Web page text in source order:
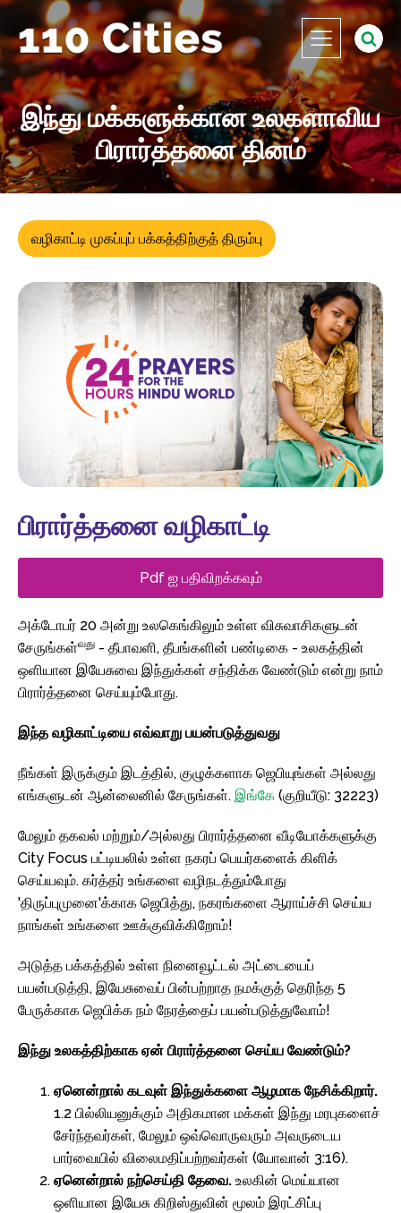
இந்து மக்களுக்கான உலகளாவிய
பிரார்த்தனை தினம்
வழிகாட்டி முகப்புப் பக்கத்திற்குத் திரும்பு
பிரார்த்தனை வழிகாட்டி
Pdf ஐ பதிவிறக்கவும்
அக்டோபர் 20 அன்று உலகெங்கிலும் உள்ள விசுவாசிகளுடன்
சேருங்கள்வது - தீபாவளி, தீபங்களின் பண்டிகை - உலகத்தின்
ஒளியான இயேசுவை இந்துக்கள் சந்திக்க வேண்டும் என்று நாம்
பிரார்த்தனை செய்யும்போது.
இந்த வழிகாட்டியை எவ்வாறு பயன்படுத்துவது
நீங்கள் இருக்கும் இடத்தில், குழுக்களாக ஜெபியுங்கள் அல்லது
எங்களுடன் ஆன்லைனில் சேருங்கள். இங்கே (குறியீடு: 32223)
மேலும் தகவல் மற்றும்/அல்லது பிரார்த்தனை வீடியோக்களுக்கு
City Focus பட்டியலில் உள்ள நகரப் பெயர்களைக் கிளிக்
செய்யவும். கர்த்தர் உங்களை வழிநடத்தும்போது
'திருப்புமுனை'க்காக ஜெபித்து, நகரங்களை ஆராய்ச்சி செய்ய
நாங்கள் உங்களை ஊக்குவிக்கிறோம்!
அடுத்த பக்கத்தில் உள்ள நினைவூட்டல் அட்டையைப்
பயன்படுத்தி, இயேசுவைப் பின்பற்றாத நமக்குத் தெரிந்த 5
பேருக்காக ஜெபிக்க நம் நேரத்தைப் பயன்படுத்துவோம்!
இந்து உலகத்திற்காக ஏன் பிரார்த்தனை செய்ய வேண்டும்?
ஏனென்றால் கடவுள் இந்துக்களை ஆழமாக நேசிக்கிறார்.
1.2 பில்லியனுக்கும் அதிகமான மக்கள் இந்து மரபுகளைச்
சேர்ந்தவர்கள், மேலும் ஒவ்வொருவரும் அவருடைய
பார்வையில் விலைமதிப்பற்றவர்கள் (யோவான் 3:16).
ஏனென்றால் நற்செய்தி தேவை. உலகின் மெய்யான
ஒளியான இயேசு கிறிஸ்துவின் மூலம் இரட்சிப்பு